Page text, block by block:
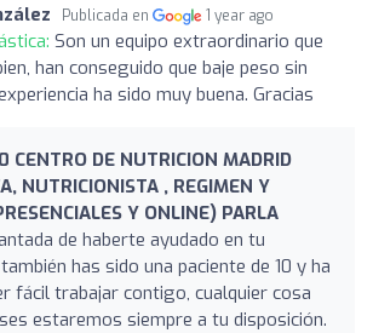
Publicada en 1 year ago
Son un equipo extraordinario que
han conseguido que baje peso sin
ha sido muy buena. Gracias
CENTRO DE NUTRICION MADRID
NUTRICIONISTA , REGIMEN Y
Y ONLINE) PARLA
de haberte ayudado en tu
has sido una paciente de 10 y ha
fácil trabajar contigo, cualquier cosa
estaremos siempre a tu disposición.